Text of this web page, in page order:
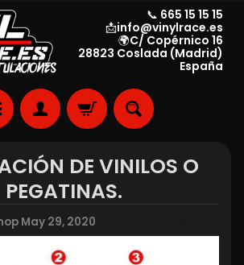
📞 665 15 15 15
📩info@vinylrace.es
🌍C/ Copérnico 16
28823 Coslada (Madrid)
España
DE VINILOS O
PEGATINAS.
May 29, 2020